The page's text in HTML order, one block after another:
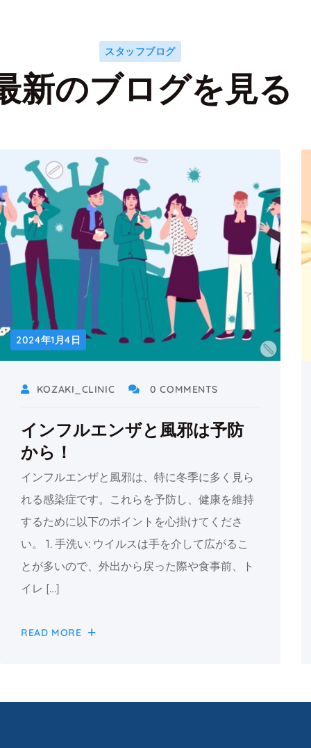
スタッフブログ
新のブログを見る
2024年1月4日
KOZAKI_CLINIC 0 COMMENTS
インフルエンザと風邪は予防
から！
インフルエンザと風邪は、特に冬季に多く見ら
れる感染症です。これらを予防し、健康を維持
するために以下のポイントを心掛けてくださ
い。 1. 手洗い: ウイルスは手を介して広がるこ
とが多いので、外出から戻った際や食事前、ト
イレ […]
READ MORE